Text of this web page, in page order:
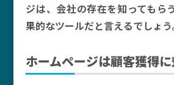
ジは、会社の存在を知ってもら
果的なツールだと言えるでしょう
ホームページは顧客獲得